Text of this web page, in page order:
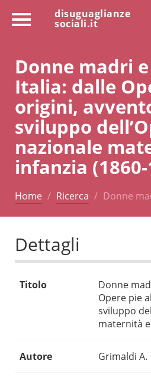
disuguaglianze
sociali.it
Donne madri
Italia: dalle
origini,
sviluppo
nazionale
infanzia
Home Ricerca Donne
Dettagli
Titolo
Donne
Opere pie
sviluppo
maternità
Autore Grimaldi A.